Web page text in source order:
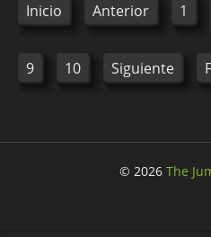
Inicio
Anterior 1
9
10 Siguiente
© 2026 The